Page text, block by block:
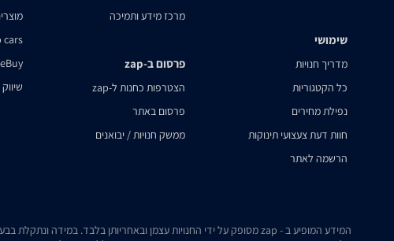
שימושי
מדריך חנויות
כל הקטגוריות
נפילת מחירים
חוות דעת צעצועי תינוקות
הרשמה לאתר
מרכז מידע ותמיכה
פרסום ב-zap
הצטרפות כחנות ל-zap
פרסום באתר
ממשק חנויות / יבואנים
cars
המידע המופיע ב - zap מסופק על ידי החנויות עצמן ובאחריותן בלבד. במידה ונתקלת בבעיה כלשהי בנתונים המוצגים באתר, אנא שלח אלינו הודעה ואנו נטפל בעניין.